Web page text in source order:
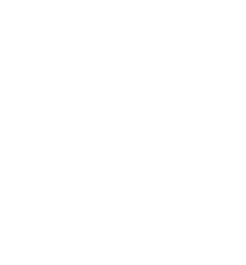
votre lisseur. Vos cheveux sont déjà naturellement plats !
à des cheveux fins ?
coupe sur cheveux secs et propres afin d’éviter qu’ils ne
disparaisse. Ensuite, proposez-lui de travailler sur la
Ainsi, les mèches les plus courtes viendront